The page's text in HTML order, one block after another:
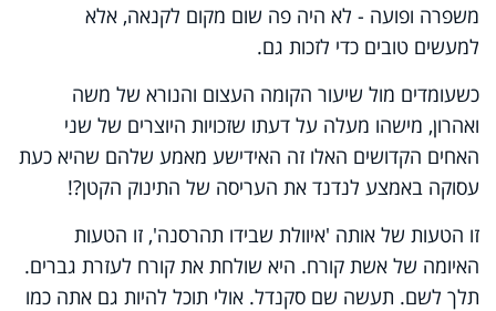
משפרה ופועה - לא היה פה שום מקום לקנאה, אלא
למעשים טובים כדי לזכות גם.
כשעומדים מול שיעור הקומה העצום והנורא של משה
ואהרון, מישהו מעלה על דעתו שזכויות היוצרים של שני
האחים הקדושים האלו זה האידישע מאמע שלהם שהיא כעת
עסוקה באמצע לנדנד את העריסה של התינוק הקטן?!
זו הטעות של אותה 'איוולת שבידו תהרסנה', זו הטעות
האיומה של אשת קורח. היא שולחת את קורח לעזרת גברים.
תלך לשם. תעשה שם סקנדל. אולי תוכל להיות גם אתה כמו